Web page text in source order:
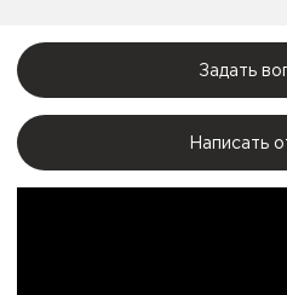
Задать
Написать